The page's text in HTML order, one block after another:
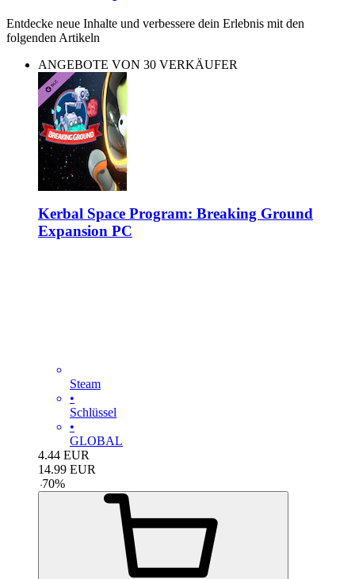
Entdecke neue Inhalte und verbessere dein Erlebnis mit den
folgenden Artikeln
ANGEBOTE VON 30 VERKÄUFER
Kerbal Space Program: Breaking Ground
Expansion PC
Steam
•
Schlüssel
•
GLOBAL
4.44 EUR
14.99 EUR
-70%